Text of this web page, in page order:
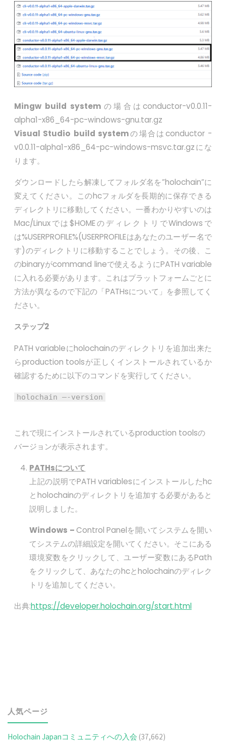
Mingw build system の場合はconductor-v0.0.11-
alpha1-x86_64-pc-windows-gnu.tar.gz
Visual Studio build systemの場合はconductor -
v0.0.11-alpha1-x86_64-pc-windows-msvc.tar.gzにな
ります。
ダウンロードしたら解凍してフォルダ名を”holochain”に
変えてください。このhcフォルダを長期的に保存できる
ディレクトリに移動してください。一番わかりやすいのは
Mac/Linuxでは$HOMEのディレクトリでWindowsで
は%USERPROFILE%(USERPROFILEはあなたのユーザー名で
す)のディレクトリに移動することでしょう。その後、こ
のbinaryがcommand lineで使えるようにPATH variable
に入れる必要があります。これはプラットフォームごとに
方法が異なるので下記の「PATHsについて」を参照してく
ださい。
ステップ2
PATH variableにholochainのディレクトリを追加出来た
らproduction toolsが正しくインストールされているか
確認するために以下のコマンドを実行してください。
holochain –-version
これで現にインストールされているproduction toolsの
バージョンが表示されます。
PATHsについて
上記の説明でPATH variablesにインストールしたhc
とholochainのディレクトリを追加する必要があると
説明しました。
Windows –Control Panelを開いてシステムを開い
てシステムの詳細設定を開いてください。そこにある
環境変数をクリックして、ユーザー変数にあるPath
をクリックして、あなたのhcとholochainのディレク
トリを追加してください。
出典:https://developer.holochain.org/start.html
人気ページ
Holochain Japanコミュニティへの入会 (37,662)